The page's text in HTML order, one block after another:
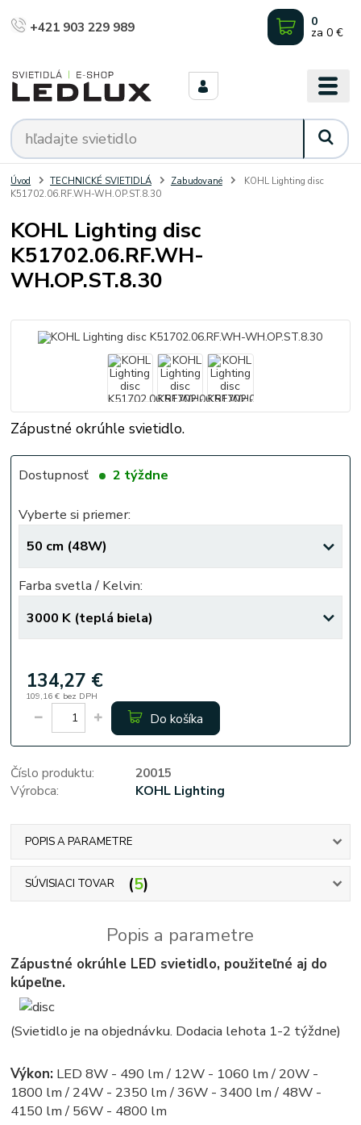
+421 903 229 989 0
za 0 €
Úvod TECHNICKÉ SVIETIDLÁ Zabudované
KOHL Lighting disc
K51702.06.RF.WH-WH.OP.ST.8.30
KOHL Lighting disc
K51702.06.RF.WH-
WH.OP.ST.8.30
Zápustné okrúhle svietidlo.
Dostupnosť 2 týždne
Vyberte si priemer:
Farba svetla / Kelvin:
134,27 €
109,16 € bez DPH
Do košíka
Číslo produktu:
20015
Výrobca:
KOHL Lighting
POPIS A PARAMETRE
SÚVISIACI TOVAR 5
Popis a parametre
Zápustné okrúhle LED svietidlo, použiteľné aj do
kúpeľne.
(Svietidlo je na objednávku. Dodacia lehota 1-2 týždne)
Výkon: LED 8W - 490 lm / 12W - 1060 lm / 20W -
1800 lm / 24W - 2350 lm / 36W - 3400 lm / 48W -
4150 lm / 56W - 4800 lm